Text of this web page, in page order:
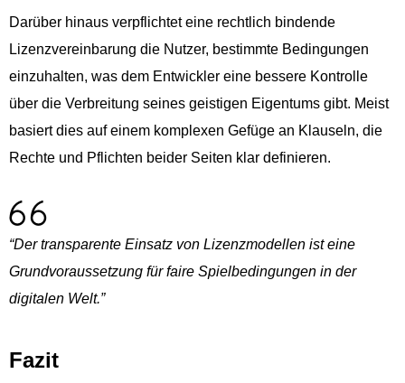
Darüber hinaus verpflichtet eine rechtlich bindende
Lizenzvereinbarung die Nutzer, bestimmte Bedingungen
einzuhalten, was dem Entwickler eine bessere Kontrolle
über die Verbreitung seines geistigen Eigentums gibt. Meist
basiert dies auf einem komplexen Gefüge an Klauseln, die
Rechte und Pflichten beider Seiten klar definieren.
“Der transparente Einsatz von Lizenzmodellen ist eine
Grundvoraussetzung für faire Spielbedingungen in der
digitalen Welt.”
Fazit